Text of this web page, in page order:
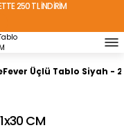
250 TL İNDİRİM
KARGO!
Üçlü Tablo Siyah -
CM